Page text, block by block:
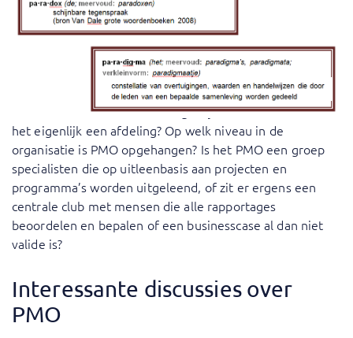
P3O doet een mooie voorzet
Maar als organisatie mag je dit vervolgens volledig zelf
inrichten zoals je dat in jouw omgeving het beste past. Is
PMO bij jou in de organisatie een controlerende of een
ondersteunende rol? Is het eigenlijk wel een rol? Of is
het eigenlijk een afdeling? Op welk niveau in de
organisatie is PMO opgehangen? Is het PMO een groep
specialisten die op uitleenbasis aan projecten en
programma’s worden uitgeleend, of zit er ergens een
centrale club met mensen die alle rapportages
beoordelen en bepalen of een businesscase al dan niet
valide is?
Interessante discussies over
PMO